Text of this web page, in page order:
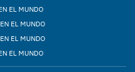
EL MUNDO
EL MUNDO
EL MUNDO
EL MUNDO